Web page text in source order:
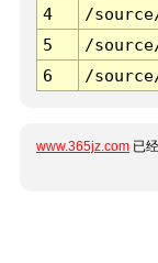
4
/
5
/
6
/
www.365jz.com 已